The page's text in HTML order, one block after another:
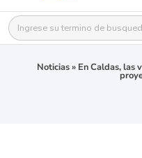
Buscar:
Noticias» En Caldas, las